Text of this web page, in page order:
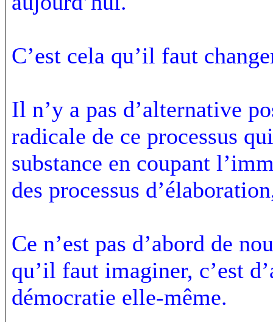
C’est cela qu’il faut
Il n’y a pas d’alternative
radicale de ce processus
substance en coupant
des processus
Ce n’est pas d’abord de
qu’il faut imaginer, c’est
démocratie elle-même.